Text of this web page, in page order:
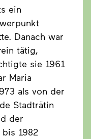
ein
Danach war
tätig,
sie 1961
Maria
als von der
Stadträtin
der
bis 1982